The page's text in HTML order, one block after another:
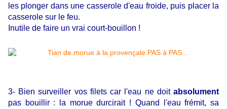
les plonger dans une casserole d'eau froide, puis placer la
casserole sur le feu.
Inutile de faire un vrai court-bouillon !
3- Bien surveiller vos filets car l'eau ne doit absolument
pas bouillir : la morue durcirait ! Quand l'eau frémit, sa